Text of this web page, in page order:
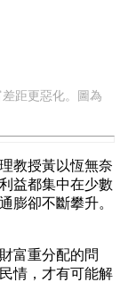
距更惡化。圖為
教授黃以恆無奈
益都集中在少數
膨卻不斷攀升。
富重分配的問
情，才有可能解